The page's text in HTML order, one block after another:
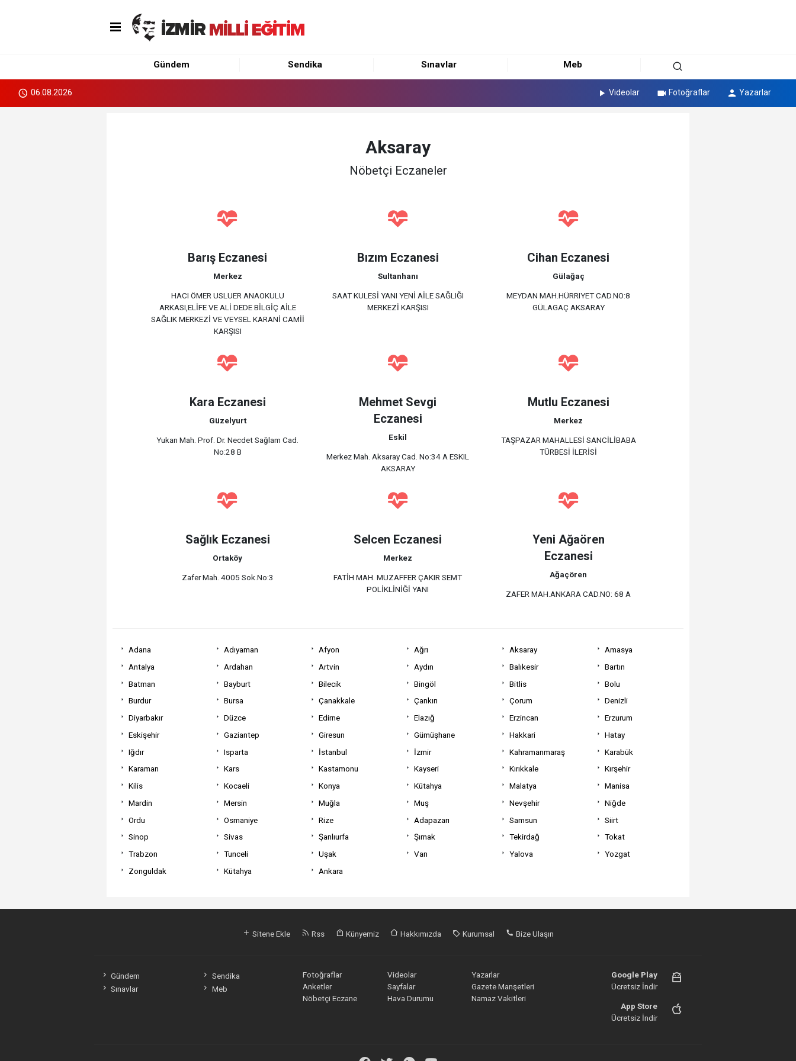
Gündem Sendika Sınavlar Meb
06.08.2026 Videolar Fotoğraflar Yazarlar
Aksaray
Nöbetçi Eczaneler
Barış Eczanesi
Merkez
HACI ÖMER USLUER ANAOKULU
ARKASI,ELİFE VE ALİ DEDE BİLGİÇ AİLE
SAĞLIK MERKEZİ VE VEYSEL KARANİ CAMİİ
KARŞISI
Bızım Eczanesi
Sultanhanı
SAAT KULESİ YANI YENİ AİLE SAĞLIĞI
MERKEZİ KARŞISI
Cihan Eczanesi
Gülağaç
MEYDAN MAH.HÜRRIYET CAD.NO:8
GÜLAGAÇ AKSARAY
Kara Eczanesi
Güzelyurt
Yukarı Mah. Prof. Dr. Necdet Sağlam Cad.
No:28 B
Mehmet Sevgi
Eczanesi
Eskil
Merkez Mah. Aksaray Cad. No:34 A ESKIL
AKSARAY
Mutlu Eczanesi
Merkez
TAŞPAZAR MAHALLESİ SANCİLİBABA
TÜRBESİ İLERİSİ
Sağlık Eczanesi
Ortaköy
Zafer Mah. 4005 Sok.No:3
Selcen Eczanesi
Merkez
FATİH MAH. MUZAFFER ÇAKIR SEMT
POLİKLİNİĞİ YANI
Yeni Ağaören
Eczanesi
Ağaçören
ZAFER MAH.ANKARA CAD.NO: 68 A
Adana Adıyaman Afyon Ağrı Aksaray
Amasya
Antalya
Ardahan Artvin Aydın Balıkesir
Bartın
Batman
Bayburt Bilecik Bingöl Bitlis
Bolu
Burdur
Bursa Çanakkale Çankırı Çorum
Denizli
Diyarbakır
Düzce Edirne Elazığ Erzincan
Erzurum
Eskişehir
Gaziantep Giresun Gümüşhane Hakkari
Hatay
Iğdır
Isparta İstanbul İzmir Kahramanmaraş
Karabük
Karaman
Kars Kastamonu Kayseri Kırıkkale
Kırşehir
Kilis
Kocaeli Konya Kütahya Malatya
Manisa
Mardin
Mersin Muğla Muş Nevşehir
Niğde
Ordu
Osmaniye Rize Adapazarı Samsun
Siirt
Sinop
Sivas Şanlıurfa Şırnak Tekirdağ
Tokat
Trabzon
Tunceli Uşak Van Yalova
Yozgat
Zonguldak
Kütahya Ankara
Sitene Ekle Rss Künyemiz Hakkımızda Kurumsal Bize Ulaşın
Gündem
Sendika
Sınavlar
Meb
Fotoğraflar Videolar
Yazarlar
Anketler
Sayfalar
Gazete Manşetleri
Nöbetçi Eczane
Hava Durumu Namaz Vakitleri
Google Play
Ücretsiz İndir
App Store
Ücretsiz İndir